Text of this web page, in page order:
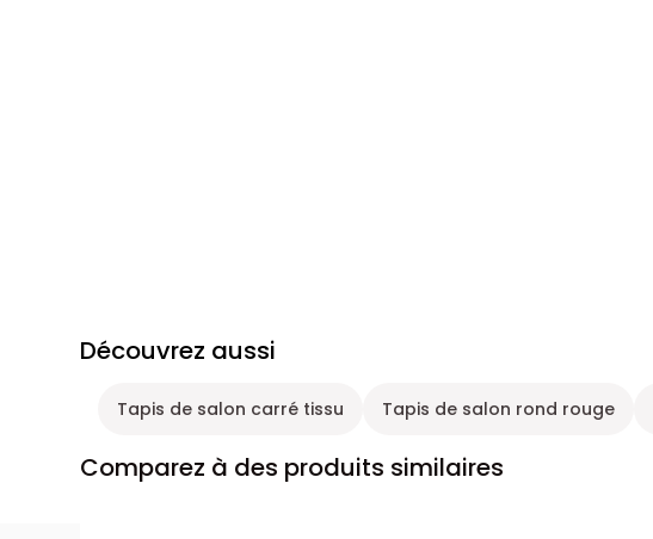
Découvrez aussi
Tapis de salon carré tissu Tapis de salon rond rouge
Comparez à des produits similaires